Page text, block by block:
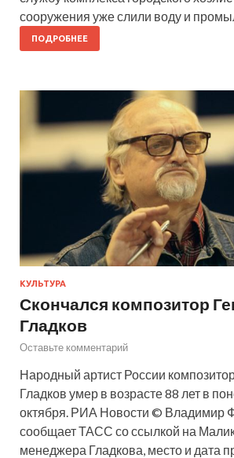
сооружения уже слили воду и
ПОДРОБНЕЕ
КУЛЬТУРА
Скончался композитор
Гладков
Оставьте комментарий
Народный артист России
Гладков умер в возрасте 88 лет в
октября. РИА Новости © Владимир
сообщает ТАСС со ссылкой на
менеджера Гладкова, место и дата